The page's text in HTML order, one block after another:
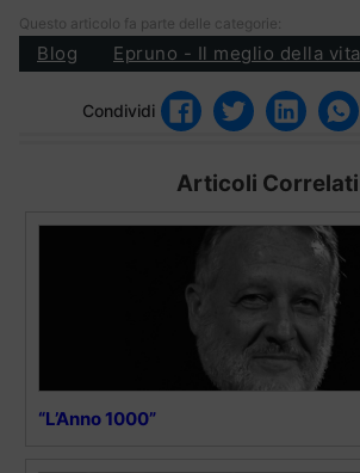
Questo articolo fa parte delle categorie:
Blog Epruno - Il meglio della vita
Condividi
Articoli Correlati
“L’Anno 1000”